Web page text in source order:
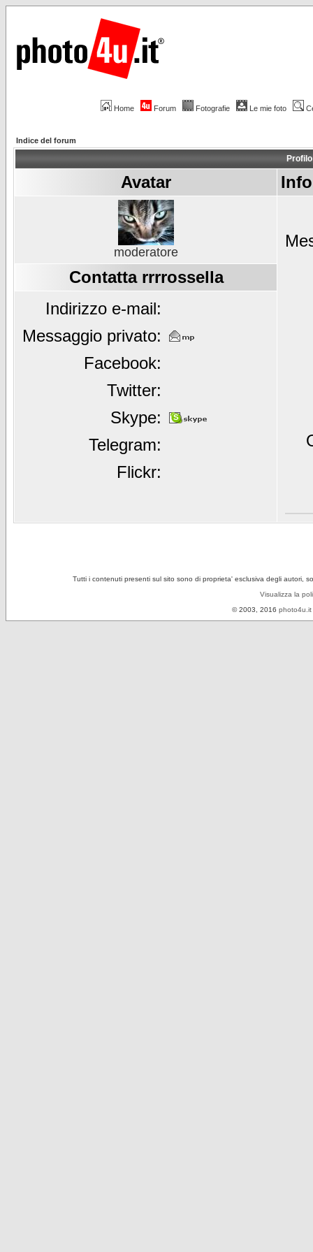
Home Forum Fotografie Le mie foto
Indice del forum
Avatar
moderatore
Contatta rrrrossella
Indirizzo e-mail:
Messaggio privato:
Facebook:
Twitter:
Skype:
Telegram:
Flickr:
Tutti i contenuti presenti sul sito sono di proprieta' esclusiva degli autori,
Visualizza la
© 2003, 2016 photo4u.it